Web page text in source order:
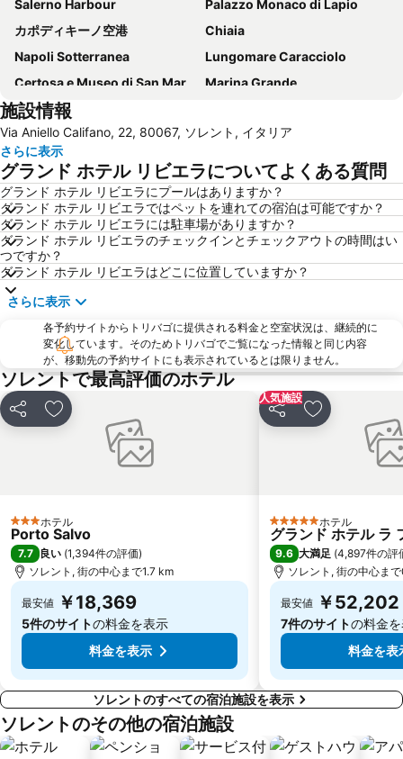
Salerno Harbour
Palazzo Monaco di Lapio
カポディキーノ空港
Chiaia
Napoli Sotterranea
Lungomare Caracciolo
Certosa e Museo di San Martino
Marina Grande
Porto di Napoli
Museo di Capodimonte
Lungomare Trieste
Castel dell'Ovo
Porto di Salerno
Liparlati
Stazione di Sorrento
Costiera Amalfitana
Villa Rufolo
Via Toledo
Piazza Bellini
Vomero
Marina Grande
Piazza del Plebiscito
Porto di Amalfi
Palazzo Reale
Castel Nuovo
Funiculare di Mergellina
National Archaeological Museum
Piazza Tasso
Li galli
San Giovanni a Teduccio
Piazza Dante
Villa Comunale
施設情報
Via Aniello Califano, 22, 80067, ソレント, イタリア
さらに表示
グランド ホテル リビエラについてよくある質問
グランド ホテル リビエラにプールはありますか？
グランド ホテル リビエラではペットを連れての宿泊は可能ですか？
グランド ホテル リビエラには駐車場がありますか？
グランド ホテル リビエラのチェックインとチェックアウトの時間はい
つですか？
グランド ホテル リビエラはどこに位置していますか？
さらに表示
各予約サイトからトリバゴに提供される料金と空室状況は、継続的に
変化しています。そのためトリバゴでご覧になった情報と同じ内容
が、移動先の予約サイトにも表示されているとは限りません。
ソレントで最高評価のホテル
シェア お気に入りに追加
3 ホテルのランク
ホテル
Porto Salvo
7.7 良い (1,394件の評価)
ソレント, 街の中心まで1.7 km
最安値 ￥18,369
5件のサイトの料金を表示
料金を表示
人気施設
シェア お気に入りに
5 ホテルのランク
ホテル
グランド ホテル ラ
9.6 大満足 (4,897件の評
ソレント, 街の中心ま
最安値 ￥52,202
7件のサイトの料金
料金を表
ソレントのすべての宿泊施設を表示
ソレントのその他の宿泊施設